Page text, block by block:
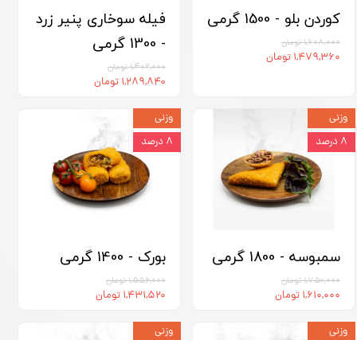
کوردن بلو - 1500 گرمی
۱,۶۰۸,۰۰۰ تومان
۱,۴۷۹,۳۶۰ تومان
فیله سوخاری پنیر زرد
- 1300 گرمی
۱,۴۰۲,۰۰۰ تومان
۱,۲۸۹,۸۴۰ تومان
سمبوسه - 1800 گرمی
۱,۷۵۰,۰۰۰ تومان
۱,۶۱۰,۰۰۰ تومان
وزنی
۸ درصد
بورک - 1400 گرمی
۱,۵۵۶,۰۰۰ تومان
۱,۴۳۱,۵۲۰ تومان
وزنی
۸ درصد
وزنی
وزنی